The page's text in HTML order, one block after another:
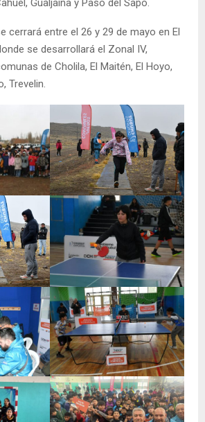
Gualjaina y Paso del Sapo.
cerrará entre el 26 y 29 de mayo en El
se desarrollará el Zonal IV,
de Cholila, El Maitén, El Hoyo,
Trevelin.